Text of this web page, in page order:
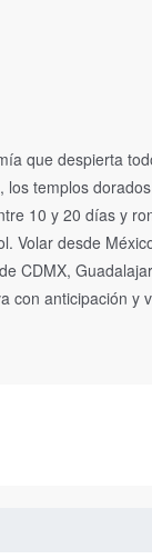
que despierta
templos
10 y 20 días y
Volar desde
CDMX,
con anticipación y